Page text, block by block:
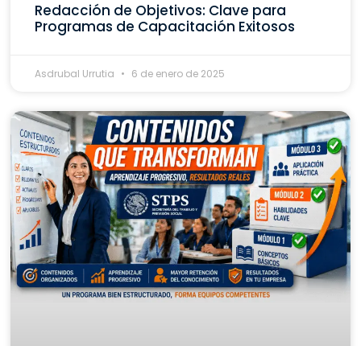
Redacción de Objetivos: Clave para
Programas de Capacitación Exitosos
Asdrubal Urrutia 6 de enero de 2025